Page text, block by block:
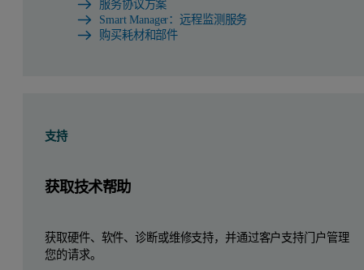
服务协议方案
Smart Manager：远程监测服务
购买耗材和部件
支持
获取技术帮助
获取硬件、软件、诊断或维修支持，并通过客户支持门户管理
您的请求。